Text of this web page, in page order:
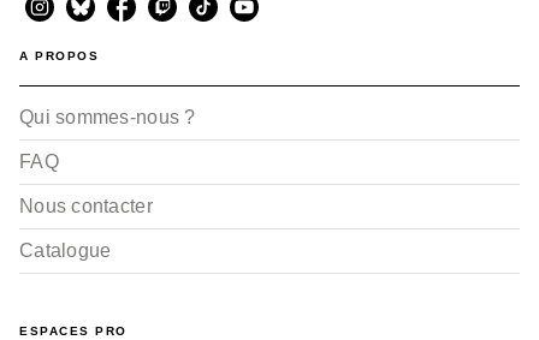
A PROPOS
Qui sommes-nous ?
FAQ
Nous contacter
Catalogue
ESPACES PRO